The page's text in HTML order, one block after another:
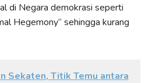
di Negara demokrasi seperti
Hegemony” sehingga kurang
Sekaten, Titik Temu antara